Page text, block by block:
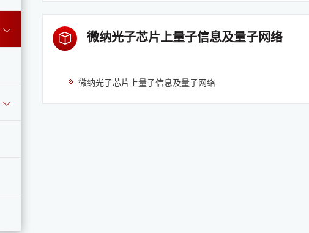
微纳光子芯片上量子信息及量子网络
微纳光子芯片上量子信息及量子网络